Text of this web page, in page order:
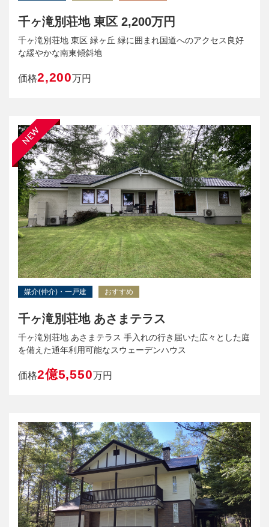
千ヶ滝別荘地 東区 2,200万円
千ヶ滝別荘地 東区 緑ヶ丘 緑に囲まれ国道へのアクセス良好
な緩やかな南東傾斜地
価格2,200万円
NEW
媒介(仲介)・一戸建 おすすめ
千ヶ滝別荘地 あさまテラス
千ヶ滝別荘地 あさまテラス 手入れの行き届いた広々とした庭
を備えた通年利用可能なスウェーデンハウス
価格2億5,550万円